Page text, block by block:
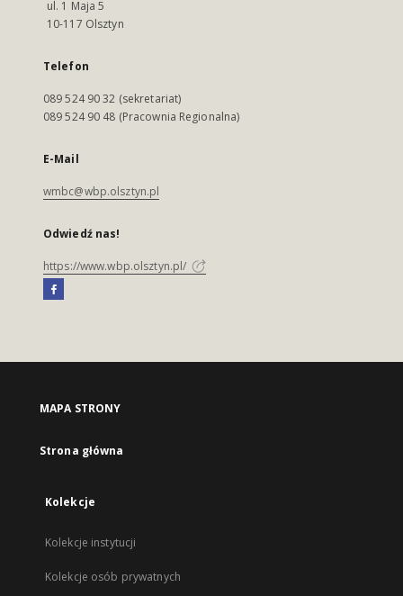
ul. 1 Maja 5
10-117 Olsztyn
Telefon
089 524 90 32 (sekretariat)
089 524 90 48 (Pracownia Regionalna)
E-Mail
wmbc@wbp.olsztyn.pl
Odwiedź nas!
https://www.wbp.olsztyn.pl/
MAPA STRONY
Strona główna
Kolekcje
Kolekcje instytucji
Kolekcje osób prywatnych